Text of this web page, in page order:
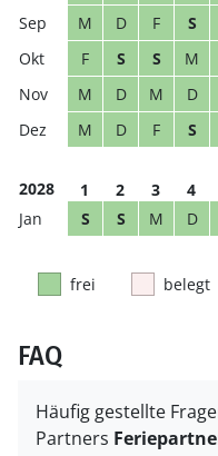
M D F S
F
S S M
M
D M D
M
D F S
2028 1 2 3 4
S
S M D
frei belegt
FAQ
Häufig gestellte
Partners